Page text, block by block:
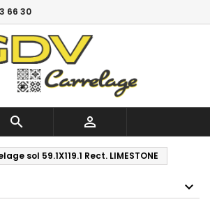
66 30
 
sol 59.1X119.1 Rect. LIMESTONE